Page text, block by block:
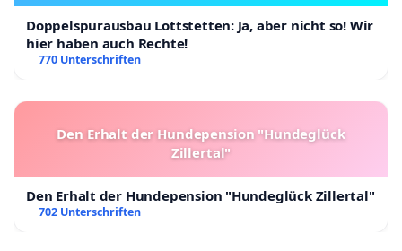
Doppelspurausbau Lottstetten: Ja, aber nicht so! Wir
hier haben auch Rechte!
770 Unterschriften
Den Erhalt der Hundepension "Hundeglück
Zillertal"
Den Erhalt der Hundepension "Hundeglück Zillertal"
702 Unterschriften